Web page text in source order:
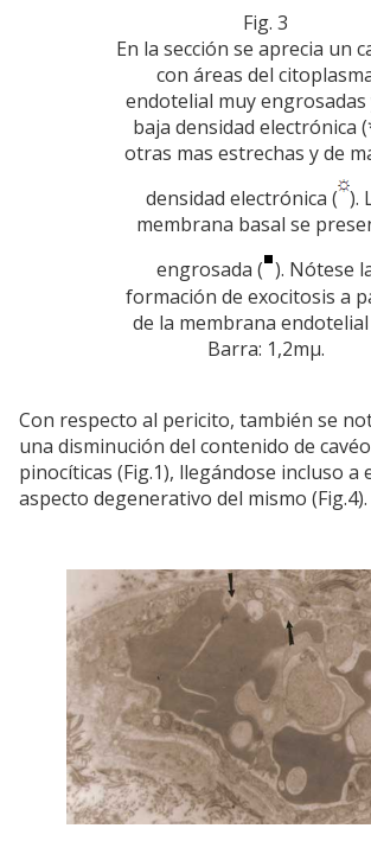
Fig. 3
En la sección se aprecia un
con áreas del
endotelial muy engrosadas
baja densidad electrónica
otras mas estrechas y de
densidad electrónica ( ).
membrana basal se
engrosada ( ). Nótese
formación de exocitosis a
de la membrana endotelial
Barra: 1,2mµ.
Con respecto al pericito, también se
una disminución del contenido de
pinocíticas (Fig.1), llegándose incluso a
aspecto degenerativo del mismo (Fig.4).